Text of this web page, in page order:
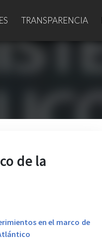
TRANSPARENCIA
de la
en el marco de